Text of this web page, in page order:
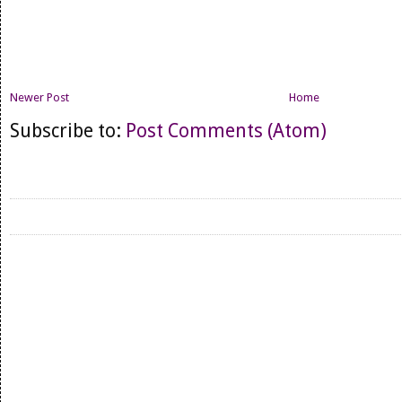
Newer Post Home
Subscribe to: Post Comments (Atom)